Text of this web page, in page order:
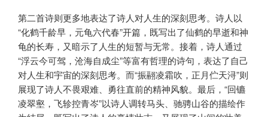
第二首诗则更多地表达了诗人对人生的深刻思考。诗人以
“化鹤千龄早，元龟六代春”开篇，既写出了仙鹤的早逝和神
龟的长寿，又暗示了人生的短暂与无常。接着，诗人通过
“浮云今可驾，沧海自成尘”等富有哲理的诗句，表达了自己
对人生和宇宙的深刻思考。而“振翮凌霜吹，正月伫天浔”则
展现了诗人不畏艰难、勇往直前的精神风貌。最后，“回镳
凌翠壑，飞轸控青岑”以诗人调转马头、驰骋山谷的描绘作